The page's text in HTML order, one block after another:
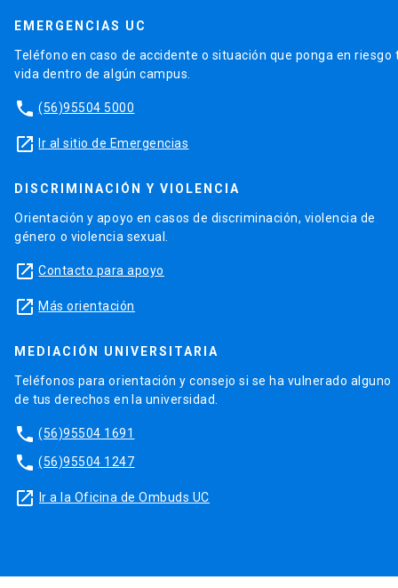
EMERGENCIAS UC
Teléfono en caso de accidente o situación que ponga en riesgo
vida dentro de algún campus.
phone (56)95504 5000
launch Ir al sitio de Emergencias
DISCRIMINACIÓN Y VIOLENCIA
Orientación y apoyo en casos de discriminación, violencia de
género o violencia sexual.
launch Contacto para apoyo
launch Más orientación
MEDIACIÓN UNIVERSITARIA
Teléfonos para orientación y consejo si se ha vulnerado alguno
de tus derechos en la universidad.
phone (56)95504 1691
phone (56)95504 1247
launch Ir a la Oficina de Ombuds UC